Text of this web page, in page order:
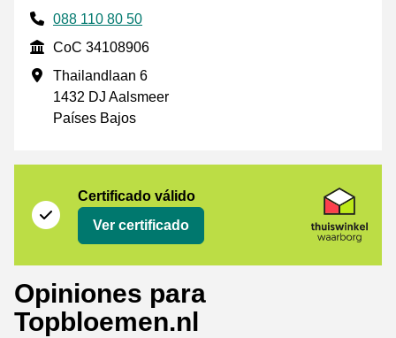
Phone number
088 110 80 50
CoC
CoC 34108906
Dirección de la empresa
Thailandlaan 6
1432 DJ Aalsmeer
Países Bajos
Certificado válido
Ver certificado
Opiniones para
Topbloemen.nl